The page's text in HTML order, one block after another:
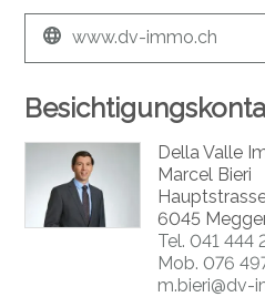
www.dv-immo.ch
Della Valle
Marcel Bieri
6045
Tel. 041 444
Mob. 076
m.bieri@dv-